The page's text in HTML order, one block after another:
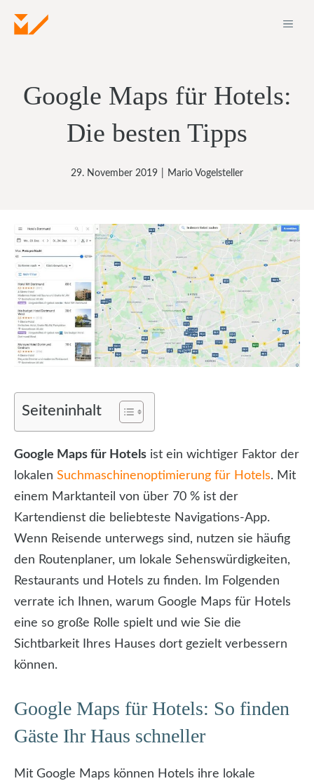
Inhalt
Google Maps für Hotels:
Die besten Tipps
29. November 2019 Mario Vogelsteller
Seiteninhalt
Google Maps für Hotels ist ein wichtiger Faktor der
lokalen Suchmaschinenoptimierung für Hotels. Mit
einem Marktanteil von über 70 % ist der
Kartendienst die beliebteste Navigations-App.
Wenn Reisende unterwegs sind, nutzen sie häufig
den Routenplaner, um lokale Sehenswürdigkeiten,
Restaurants und Hotels zu finden. Im Folgenden
verrate ich Ihnen, warum Google Maps für Hotels
eine so große Rolle spielt und wie Sie die
Sichtbarkeit Ihres Hauses dort gezielt verbessern
können.
Google Maps für Hotels: So finden
Gäste Ihr Haus schneller
Mit Google Maps können Hotels ihre lokale